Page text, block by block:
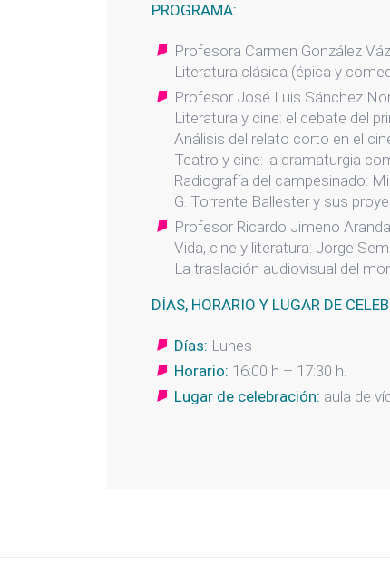
PROGRAMA:
Profesora Carmen González
Literatura clásica (épica y
Profesor José Luis Sánchez
Literatura y cine: el debate del
Análisis del relato corto en el
Teatro y cine: la dramaturgia
Radiografía del campesinado:
G. Torrente Ballester y sus
Profesor Ricardo Jimeno
Vida, cine y literatura: Jorge
La traslación audiovisual del
DÍAS, HORARIO Y LUGAR DE
Días: Lunes
Horario: 16:00 h – 17:30 h.
Lugar de celebración: aula de